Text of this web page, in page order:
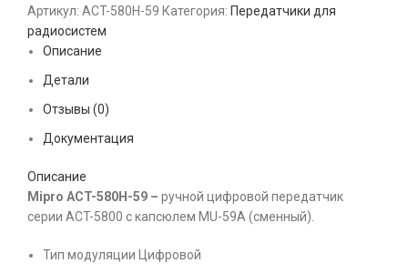
Артикул: ACT-580H-59 Категория: Передатчики для
радиосистем
Описание
Детали
Отзывы (0)
Документация
Описание
Mipro ACT-580H-59 – ручной цифровой передатчик
серии ACT-5800 с капсюлем MU-59A (сменный).
Тип модуляции Цифровой